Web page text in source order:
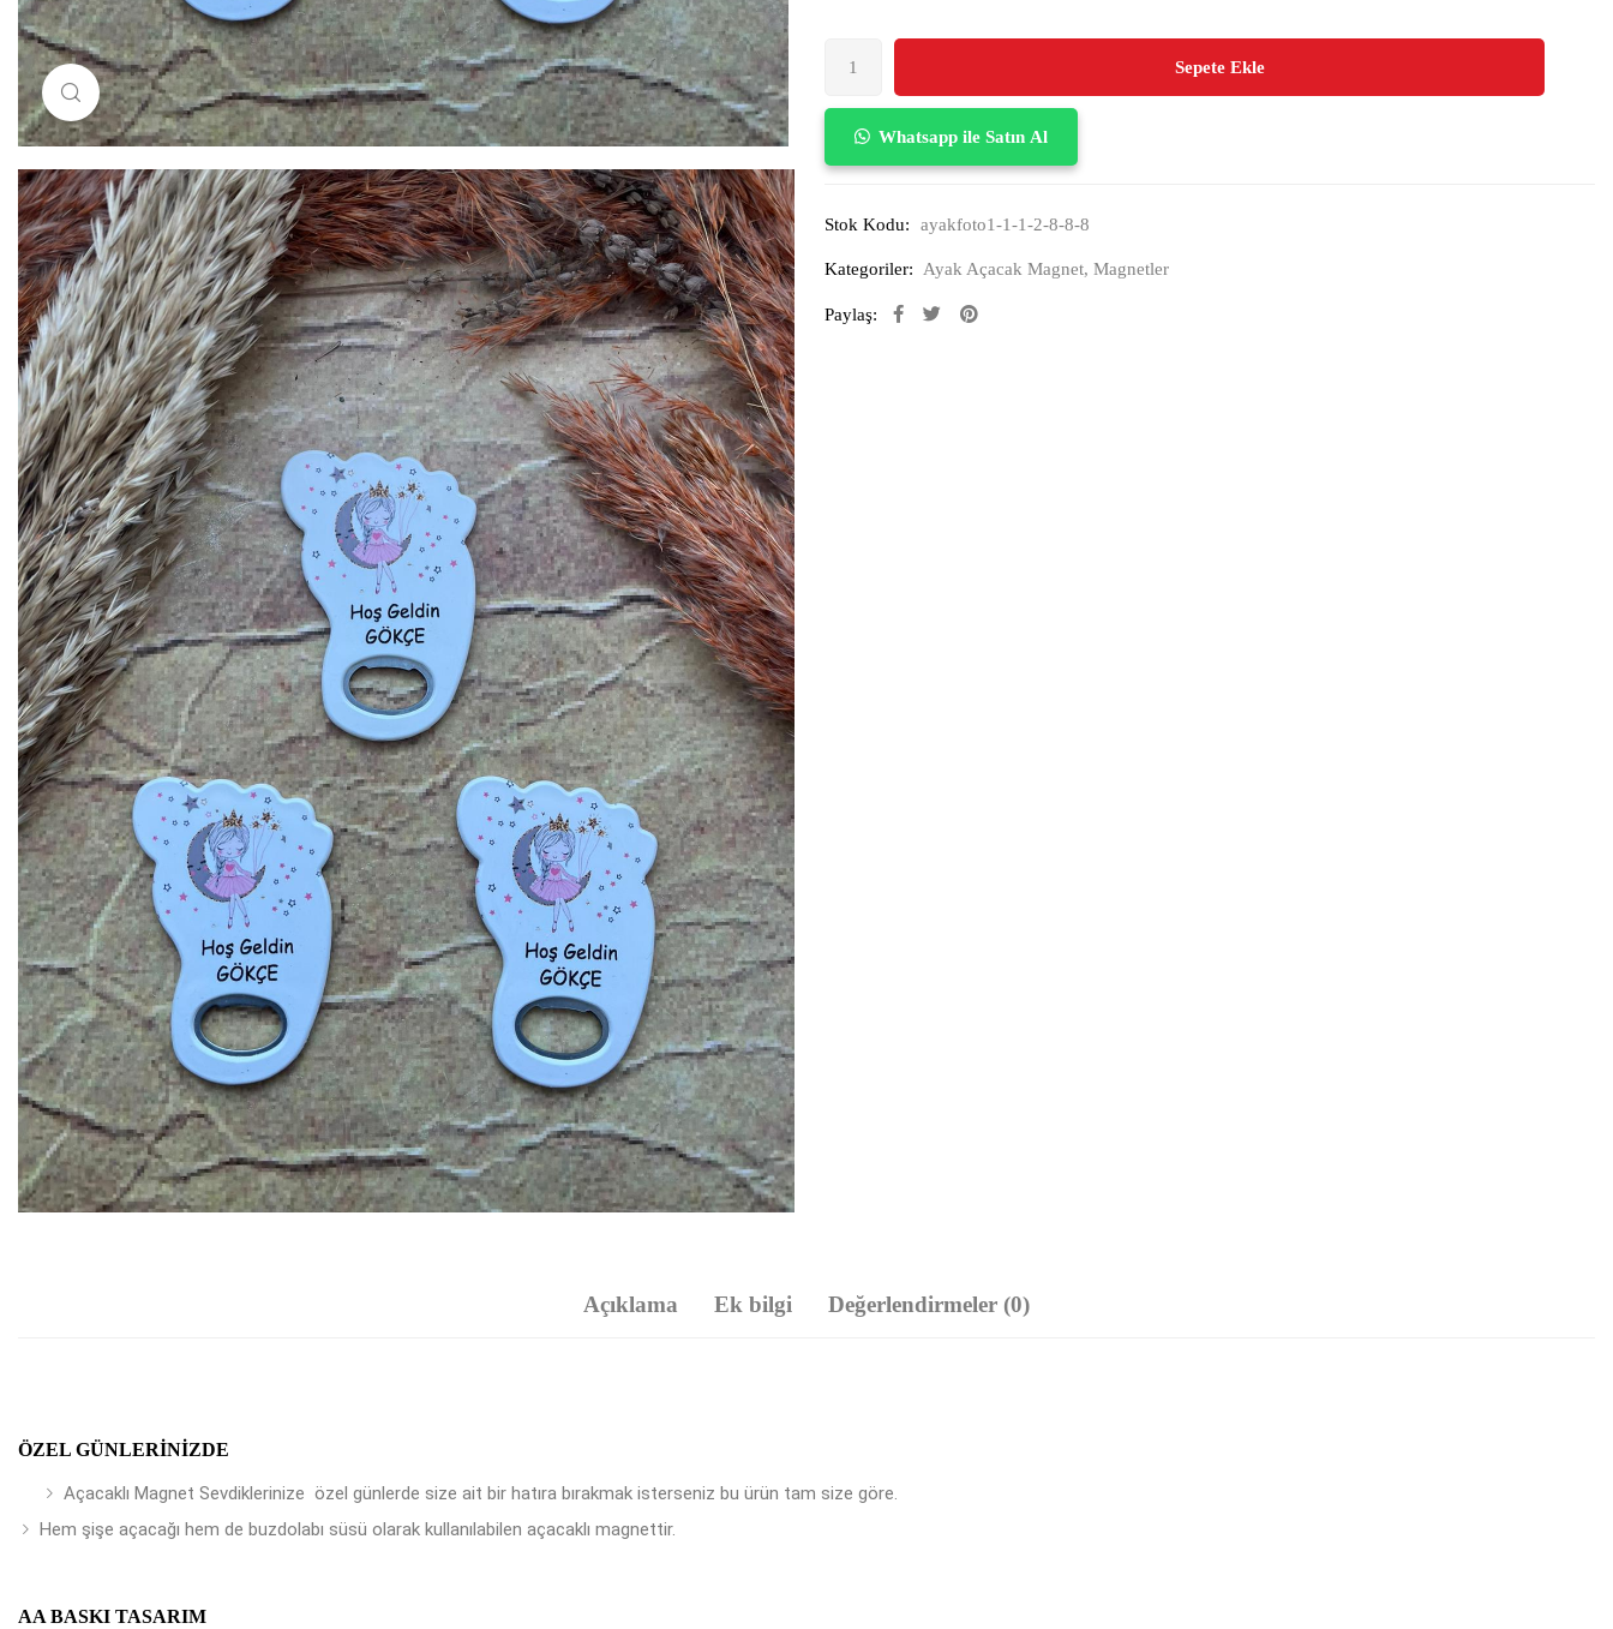
Resimi büyütmek için tıklayın
Sepete Ekle
Whatsapp ile Satın Al
Stok Kodu: ayakfoto1-1-1-2-8-8-8
Kategoriler: Ayak Açacak Magnet, Magnetler
Paylaş:
Açıklama Ek bilgi Değerlendirmeler (0)
ÖZEL GÜNLERINIZDE
Açacaklı Magnet Sevdiklerinize özel günlerde size ait bir hatıra bırakmak isterseniz bu ürün tam size göre.
Hem şişe açacağı hem de buzdolabı süsü olarak kullanılabilen açacaklı magnettir.
AA BASKI TASARIM